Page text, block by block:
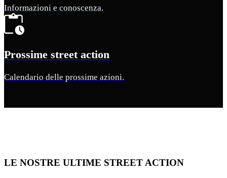
Informazioni e conoscenza.
Prossime street action
Calendario delle prossime azioni.
LE NOSTRE ULTIME STREET ACTION